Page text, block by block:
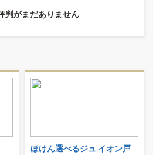
判がまだありません
ほけん選べるジュ イオン戸